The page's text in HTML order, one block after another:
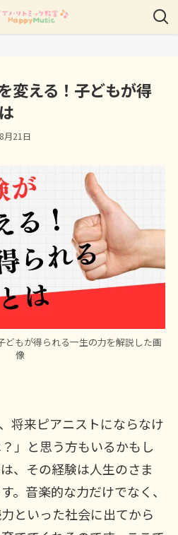
変える！子どもが得
月21日
どもが得られる一生の力を解説した画
像
将来ピアニストにならなけ
」と思う方もいるかもし
、その経験は人生のさま
。音楽的な力だけでなく、
といった社会に出てから